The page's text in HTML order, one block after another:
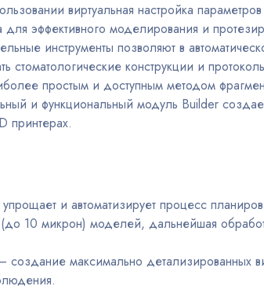
виртуальная настройка
эффективного моделирования и
инструменты позволяют в
стоматологические конструкции и
простым и доступным методом
и функциональный модуль Builder
принтерах.
и автоматизирует процесс
10 микрон) моделей, дальнейшая
создание максимально детализированных